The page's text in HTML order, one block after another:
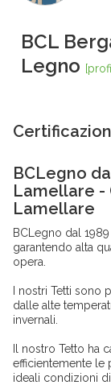
BCL
Legno
BCLegno
Lamellare -
Lamellare
BCLegno dal
garantendo alta
opera.
I nostri Tetti
dalle alte
invernali.
Il nostro Tetto ha
efficientemente le
ideali condizioni